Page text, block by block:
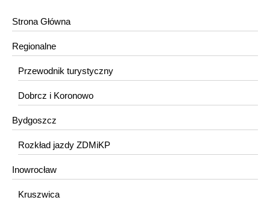
Strona Główna
Regionalne
Przewodnik turystyczny
Dobrcz i Koronowo
Bydgoszcz
Rozkład jazdy ZDMiKP
Inowrocław
Kruszwica